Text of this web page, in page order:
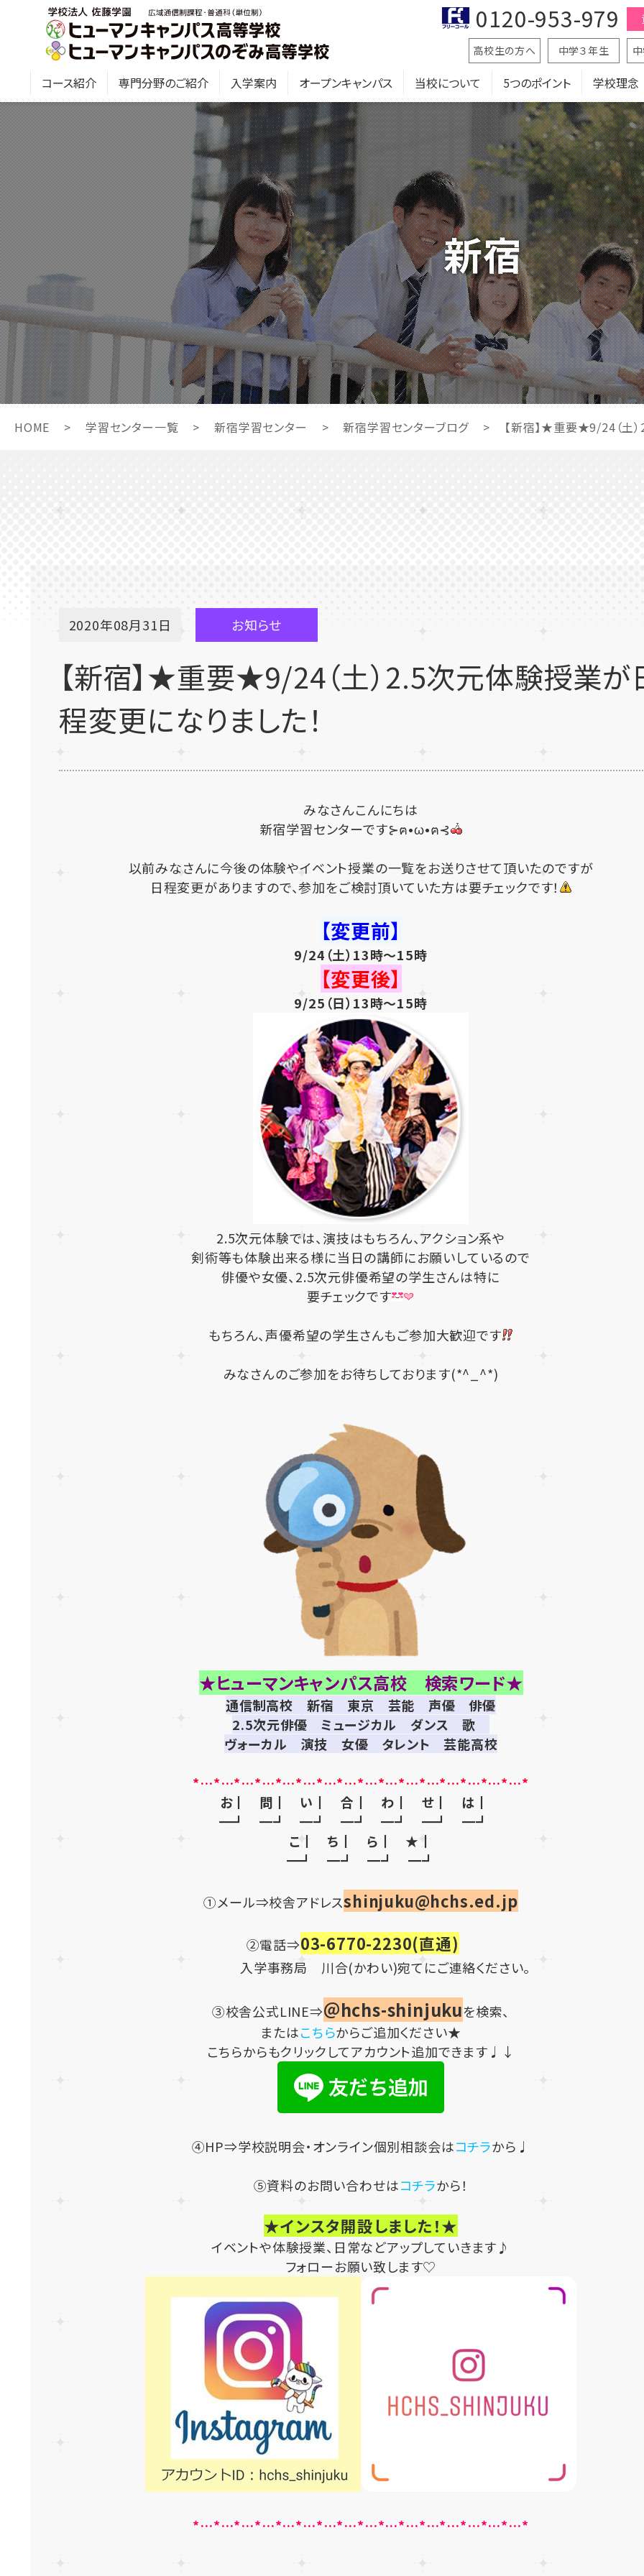
コース紹介 専門分野のご紹介 入学案内 オープンキャンパス 当校について 5つのポイント 学校理念
高校生の方へ 中学３年生
0120-953-979
新宿
HOME > 学習センター一覧 > 新宿学習センター > 新宿学習センターブログ > 【新宿】★重要★9/24（土
2020年08月31日 お知らせ
【新宿】★重要★9/24（土）2.5次元体験授業が
程変更になりました！
みなさんこんにちは
新宿学習センターです⊱︎ฅ•ω•ฅ⊰︎
以前みなさんに今後の体験やイベント授業の一覧をお送りさせて頂いたのですが
日程変更がありますので、参加をご検討頂いていた方は要チェックです！
【変更前】
9/24（土）13時～15時
【変更後】
9/25（日）13時～15時
2.5次元体験では、演技はもちろん、アクション系や
剣術等も体験出来る様に当日の講師にお願いしているので
俳優や女優、2.5次元俳優希望の学生さんは特に
要チェックです
もちろん、声優希望の学生さんもご参加大歓迎です
みなさんのご参加をお待ちしております(*^_^*)
★ヒューマンキャンパス高校 検索ワード★
通信制高校 新宿 東京 芸能 声優 俳優
2.5次元俳優 ミュージカル ダンス 歌
ヴォーカル 演技 女優 タレント 芸能高校
*…*…*…*…*…*…*…*…*…*…*…*…*…*…*…*…*
お┃ 問┃ い┃ 合┃ わ┃ せ┃ は┃
━┛ ━┛ ━┛ ━┛ ━┛ ━┛ ━┛
こ┃ ち┃ ら┃ ★┃
━┛ ━┛ ━┛ ━┛
①メール⇒校舎アドレスshinjuku@hchs.ed.jp
②電話⇒03-6770-2230(直通)
入学事務局 川合(かわい)宛てにご連絡ください。
③校舎公式LINE⇒＠hchs-shinjukuを検索、
またはこちらからご追加ください★
こちらからもクリックしてアカウント追加できます♩↓
④HP⇒学校説明会・オンライン個別相談会はコチラから♩
⑤資料のお問い合わせはコチラから！
★インスタ開設しました！★
イベントや体験授業、日常などアップしていきます♪
フォローお願い致します♡
*…*…*…*…*…*…*…*…*…*…*…*…*…*…*…*…*